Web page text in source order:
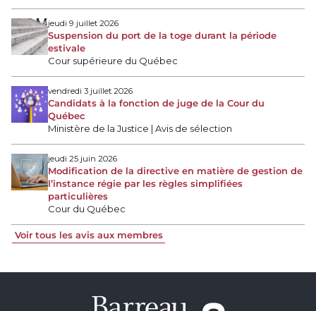
jeudi 9 juillet 2026
Suspension du port de la toge durant la période
estivale
Cour supérieure du Québec
vendredi 3 juillet 2026
Candidats à la fonction de juge de la Cour du
Québec
Ministère de la Justice | Avis de sélection
jeudi 25 juin 2026
Modification de la directive en matière de gestion de
l’instance régie par les règles simplifiées
particulières
Cour du Québec
Voir tous les avis aux membres